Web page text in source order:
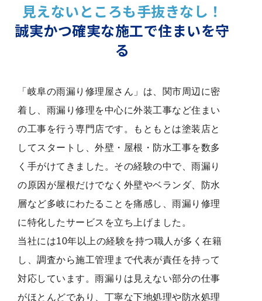
見えないところも手抜きなし！
誠実かつ確実な施工で住まいを守
る
「岐阜の雨漏り修理屋さん」は、関市周辺に密
着し、雨漏り修理を中心に外装工事など住まい
の工事を行う専門店です。もともとは塗装店と
してスタートし、外壁・屋根・防水工事を数多
く手がけてきました。その経験の中で、雨漏り
の原因が屋根だけでなく外壁やベランダ、防水
層など多岐にわたることを痛感し、雨漏り修理
に特化したサービスを立ち上げました。
当社には10年以上の経験を持つ職人が多く在籍
し、調査から施工管理まで代表が責任を持って
対応しています。雨漏りは見えない部分の仕事
がほとんどであり、丁寧な下地処理や防水処理